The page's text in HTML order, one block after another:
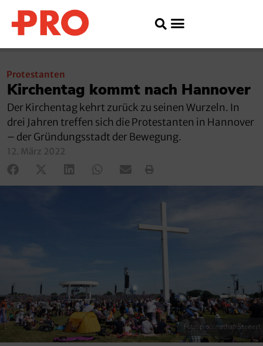
Protestanten
Kirchentag kommt nach Hannover
Der Kirchentag kehrt zurück zu seinen Wurzeln. In
drei Jahren treffen sich die Protestanten in Hannover
– der Gründungsstadt der Bewegung.
12. März 2022
Foto: pro/Jonathan Steinert